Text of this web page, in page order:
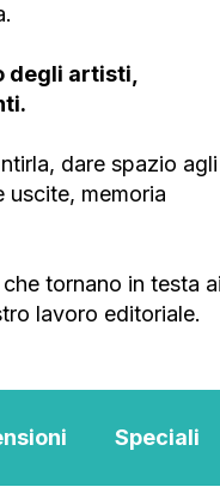
degli artisti,
dare spazio agli
uscite, memoria
tornano in testa ai
lavoro editoriale.
Speciali